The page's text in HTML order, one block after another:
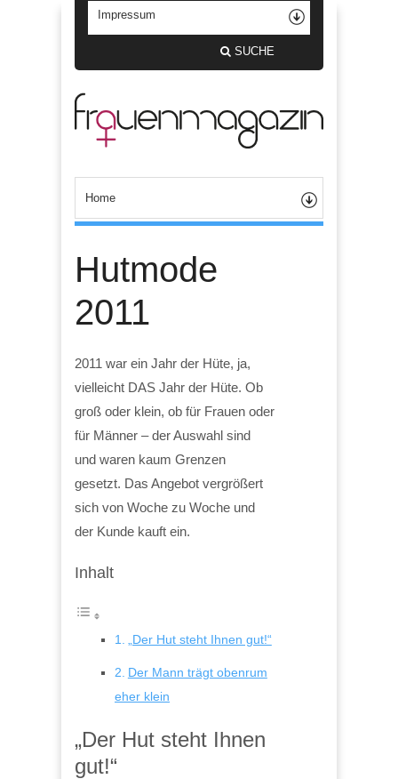
SUCHE
Hutmode
2011
2011 war ein Jahr der Hüte, ja,
vielleicht DAS Jahr der Hüte. Ob
groß oder klein, ob für Frauen oder
für Männer – der Auswahl sind
und waren kaum Grenzen
gesetzt. Das Angebot vergrößert
sich von Woche zu Woche und
der Kunde kauft ein.
Inhalt
„Der Hut steht Ihnen gut!“
Der Mann trägt obenrum
eher klein
„Der Hut steht Ihnen
gut!“